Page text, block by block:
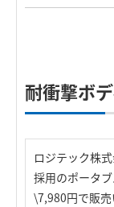
耐衝撃ボ
ロジテック株
採用のポータ
\7,980円で販売